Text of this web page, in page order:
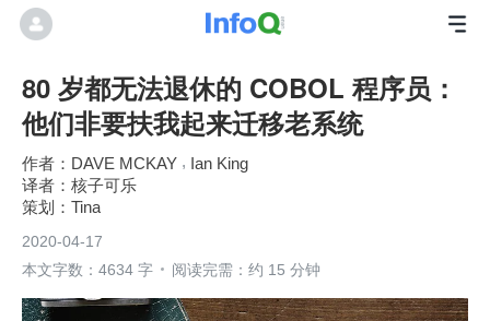
80 岁都无法退休的 COBOL 程序员：
他们非要扶我起来迁移老系统
DAVE MCKAY
Ian King
核子可乐
Tina
2020-04-17
本文字数：4634 字
阅读完需：约 15 分钟